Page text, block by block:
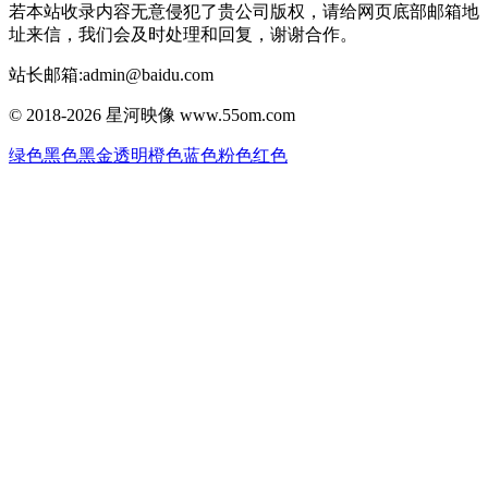
若本站收录内容无意侵犯了贵公司版权，请给网页底部邮箱地
址来信，我们会及时处理和回复，谢谢合作。
站长邮箱:admin@baidu.com
© 2018-2026 星河映像 www.55om.com
绿色黑色黑金透明橙色蓝色粉色红色